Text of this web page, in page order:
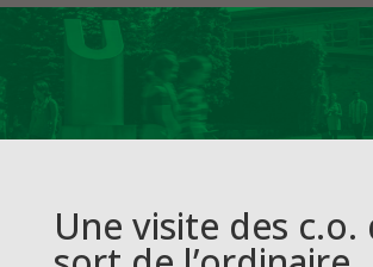
Une visite des c.o.